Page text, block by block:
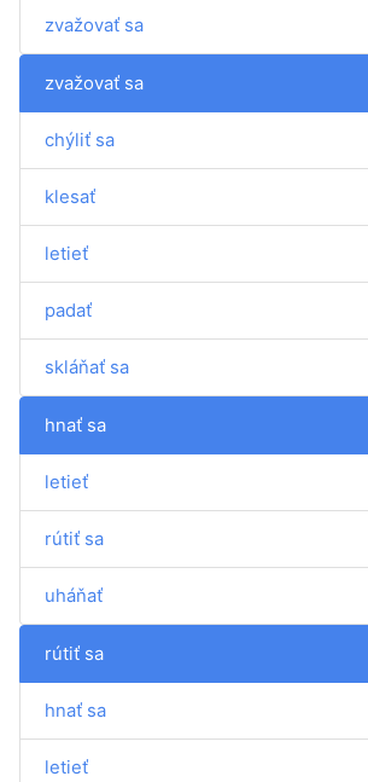
zvažovať sa
zvažovať sa
chýliť sa
klesať
letieť
padať
skláňať sa
hnať sa
letieť
rútiť sa
uháňať
rútiť sa
hnať sa
letieť